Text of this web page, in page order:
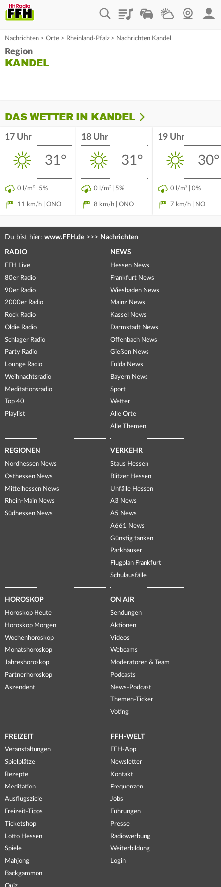
PlaylistStaupilotWetterWebcam
Nachrichten > Orte > Rheinland-Pfalz > Nachrichten Kandel
Region
KANDEL
DAS WETTER IN KANDEL
17 Uhr
31°
0 l/m² | 5%
11 km/h | ONO
18 Uhr
31°
0 l/m² | 5%
8 km/h | ONO
19 Uhr
30°
0 l/m² | 0%
7 km/h | NO
Du bist hier: www.FFH.de >>> Nachrichten
RADIO
FFH Live
80er Radio
90er Radio
2000er Radio
Rock Radio
Oldie Radio
Schlager Radio
Party Radio
Lounge Radio
Weihnachtsradio
Meditationsradio
Top 40
Playlist
NEWS
Hessen News
Frankfurt News
Wiesbaden News
Mainz News
Kassel News
Darmstadt News
Offenbach News
Gießen News
Fulda News
Bayern News
Sport
Wetter
Alle Orte
Alle Themen
REGIONEN
Nordhessen News
Osthessen News
Mittelhessen News
Rhein-Main News
Südhessen News
VERKEHR
Staus Hessen
Blitzer Hessen
Unfälle Hessen
A3 News
A5 News
A661 News
Günstig tanken
Parkhäuser
Flugplan Frankfurt
Schulausfälle
HOROSKOP
Horoskop Heute
Horoskop Morgen
Wochenhoroskop
Monatshoroskop
Jahreshoroskop
Partnerhoroskop
Aszendent
ON AIR
Sendungen
Aktionen
Videos
Webcams
Moderatoren & Team
Podcasts
News-Podcast
Themen-Ticker
Voting
FREIZEIT
Veranstaltungen
Spielplätze
Rezepte
Meditation
Ausflugsziele
Freizeit-Tipps
Ticketshop
Lotto Hessen
Spiele
Mahjong
Backgammon
FFH-WELT
FFH-App
Newsletter
Kontakt
Frequenzen
Jobs
Führungen
Presse
Radiowerbung
Weiterbildung
Login